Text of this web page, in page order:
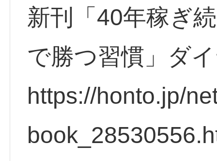
新刊「40年稼ぎ
で勝つ習慣」ダ
https://honto.jp/